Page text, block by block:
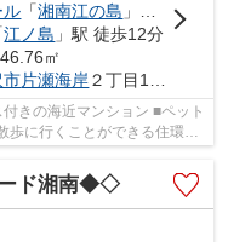
ル 「湘南江の島 」駅 徒歩10分
江ノ島 」駅 徒歩12分
㎡
市片瀬海岸２丁目14-3
きの海近マンション ■ペット
歩に行くことができる住環境
ド湘南◆◇